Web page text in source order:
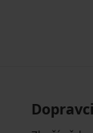
Dopravci